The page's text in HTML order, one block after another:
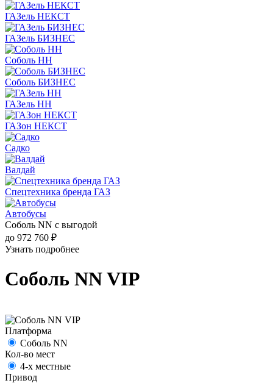
ГАЗель НЕКСТ
ГАЗель БИЗНЕС
Соболь НН
Соболь БИЗНЕС
ГАЗель НН
ГАЗон НЕКСТ
Садко
Валдай
Спецтехника бренда ГАЗ
Автобусы
Соболь NN с выгодой
до 972 760 ₽
Узнать подробнее
Соболь NN VIP
Платформа
Соболь NN
Кол-во мест
4-х местные
Привод